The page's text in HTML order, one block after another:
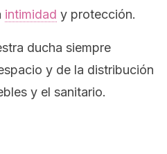
intimidad y protección.
ducha siempre
y de la distribución
y el sanitario.